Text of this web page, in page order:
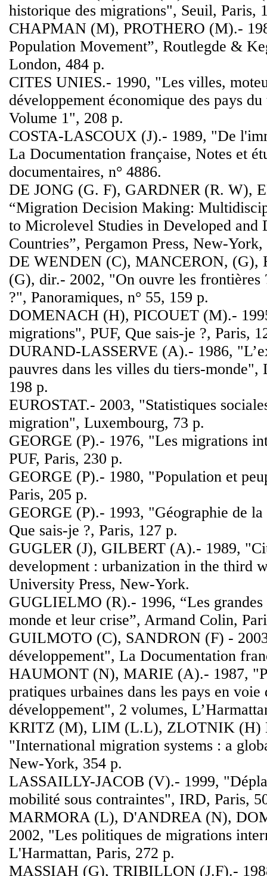
historique des migrations", Seuil, Paris,
CHAPMAN (M), PROTHERO (M).-
Population Movement”, Routlegde &
London, 484 p.
CITES UNIES.- 1990, "Les villes,
développement économique des pays
Volume 1", 208 p.
COSTA-LASCOUX (J).- 1989, "De
La Documentation française, Notes et
documentaires, n° 4886.
DE JONG (G. F), GARDNER (R. W),
“Migration Decision Making:
to Microlevel Studies in Developed and
Countries”, Pergamon Press, New-
DE WENDEN (C), MANCERON, (G),
(G), dir.- 2002, "On ouvre les frontières
?", Panoramiques, n° 55, 159 p.
DOMENACH (H), PICOUET (M).-
migrations", PUF, Que sais-je ?, Paris,
DURAND-LASSERVE (A).- 1986,
pauvres dans les villes du tiers-monde",
198 p.
EUROSTAT.- 2003, "Statistiques
migration", Luxembourg, 73 p.
GEORGE (P).- 1976, "Les migrations
PUF, Paris, 230 p.
GEORGE (P).- 1980, "Population et
Paris, 205 p.
GEORGE (P).- 1993, "Géographie de
Que sais-je ?, Paris, 127 p.
GUGLER (J), GILBERT (A).- 1989,
development : urbanization in the third
University Press, New-York.
GUGLIELMO (R).- 1996, “Les grandes
monde et leur crise”, Armand Colin,
GUILMOTO (C), SANDRON (F) -
développement", La Documentation
HAUMONT (N), MARIE (A).- 1987,
pratiques urbaines dans les pays en voie
développement", 2 volumes,
KRITZ (M), LIM (L.L), ZLOTNIK (H)
"International migration systems : a
New-York, 354 p.
LASSAILLY-JACOB (V).- 1999,
mobilité sous contraintes", IRD, Paris,
MARMORA (L), D'ANDREA (N),
2002, "Les politiques de migrations
L'Harmattan, Paris, 272 p.
MASSIAH (G), TRIBILLON (J.F).-